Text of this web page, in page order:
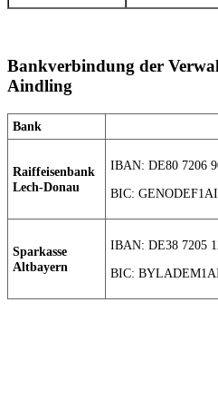
Bankverbindung der
Aindling
Bank
Raiffeisenbank
Lech-Donau
IBAN: DE80 7206
BIC:
Sparkasse
Altbayern
IBAN: DE38 7205
BIC: